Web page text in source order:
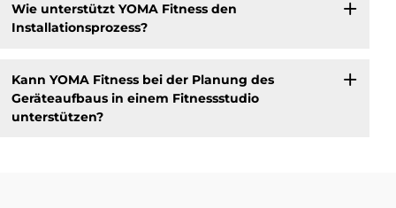
Wie unterstützt YOMA Fitness den
Installationsprozess?
Kann YOMA Fitness bei der Planung des
Geräteaufbaus in einem Fitnessstudio
unterstützen?